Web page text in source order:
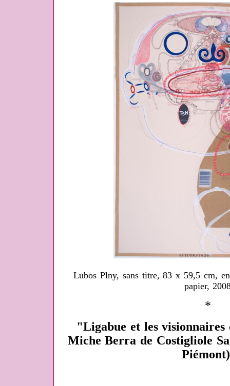
Lubos Plny, sans titre, 83 x 59,5 cm,
papier,
*
"Ligabue et les
Miche Berra de Costigliole
Piémont)